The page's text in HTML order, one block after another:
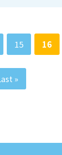
15 16
»